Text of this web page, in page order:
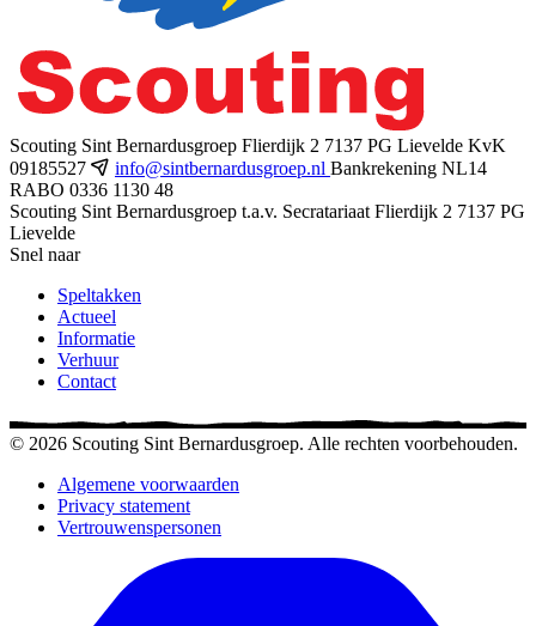
Scouting Sint Bernardusgroep Flierdijk 2 7137 PG Lievelde KvK
09185527
info@sintbernardusgroep.nl Bankrekening NL14
RABO 0336 1130 48
Scouting Sint Bernardusgroep t.a.v. Secratariaat Flierdijk 2 7137 PG
Lievelde
Snel naar
Speltakken
Actueel
Informatie
Verhuur
Contact
© 2026 Scouting Sint Bernardusgroep. Alle rechten voorbehouden.
Algemene voorwaarden
Privacy statement
Vertrouwenspersonen